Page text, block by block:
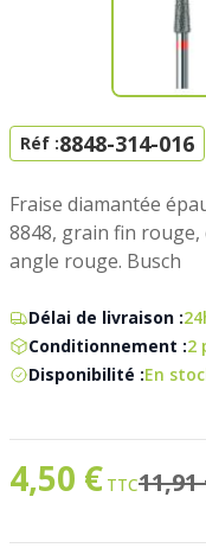
Réf :8848-314-016
Fraise diamantée
8848, grain fin rouge,
angle rouge. Busch
Délai de livraison :
Conditionnement :2
Disponibilité :En
Prix spécial
4,50 € Ancien
11,91